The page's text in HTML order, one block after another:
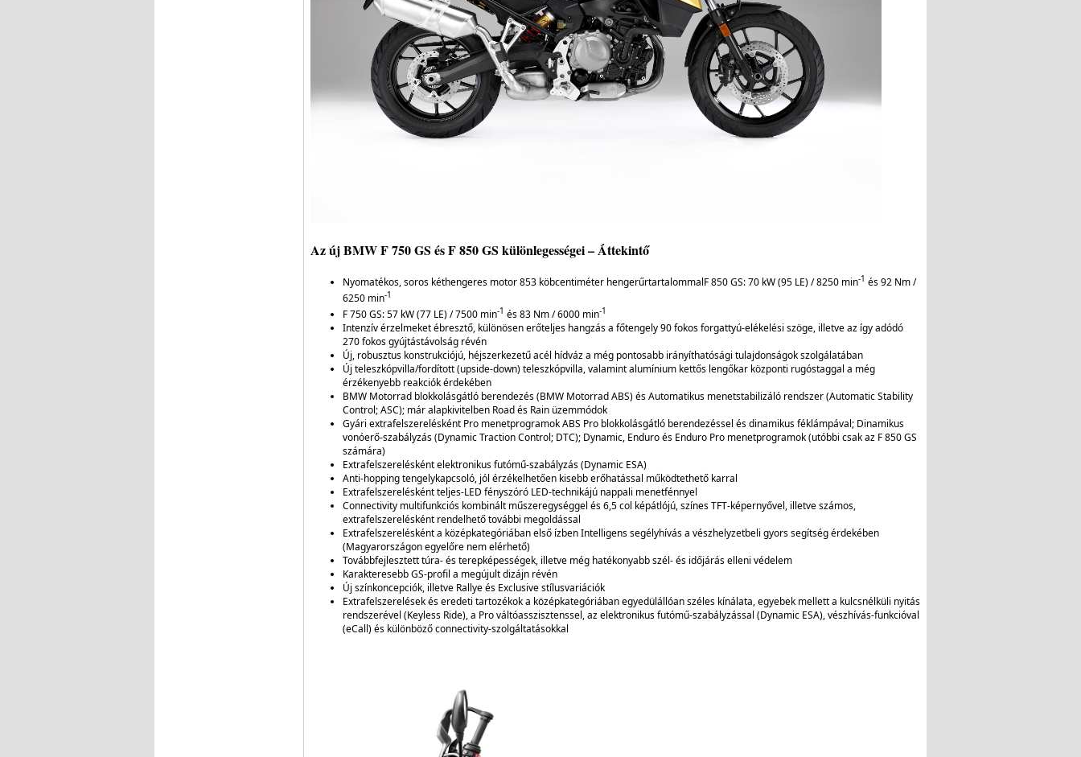
Az új BMW F 750 GS és F 850 GS különlegességei – Áttekintő
Nyomatékos, soros kéthengeres motor 853 köbcentiméter hengerűrtartalommalF 850 GS: 70 kW (95 LE) / 8250 min-1 és 92 Nm /
6250 min-1
F 750 GS: 57 kW (77 LE) / 7500 min-1 és 83 Nm / 6000 min-1
Intenzív érzelmeket ébresztő, különösen erőteljes hangzás a főtengely 90 fokos forgattyú-elékelési szöge, illetve az így adódó
270 fokos gyújtástávolság révén
Új, robusztus konstrukciójú, héjszerkezetű acél hídváz a még pontosabb irányíthatósági tulajdonságok szolgálatában
Új teleszkópvilla/fordított (upside-down) teleszkópvilla, valamint alumínium kettős lengőkar központi rugóstaggal a még
érzékenyebb reakciók érdekében
BMW Motorrad blokkolásgátló berendezés (BMW Motorrad ABS) és Automatikus menetstabilizáló rendszer (Automatic Stability
Control; ASC); már alapkivitelben Road és Rain üzemmódok
Gyári extrafelszerelésként Pro menetprogramok ABS Pro blokkolásgátló berendezéssel és dinamikus féklámpával; Dinamikus
vonóerő-szabályzás (Dynamic Traction Control; DTC); Dynamic, Enduro és Enduro Pro menetprogramok (utóbbi csak az F 850 GS
számára)
Extrafelszerelésként elektronikus futómű-szabályzás (Dynamic ESA)
Anti-hopping tengelykapcsoló, jól érzékelhetően kisebb erőhatással működtethető karral
Extrafelszerelésként teljes-LED fényszóró LED-technikájú nappali menetfénnyel
Connectivity multifunkciós kombinált műszeregységgel és 6,5 col képátlójú, színes TFT-képernyővel, illetve számos,
extrafelszerelésként rendelhető további megoldással
Extrafelszerelésként a középkategóriában első ízben Intelligens segélyhívás a vészhelyzetbeli gyors segítség érdekében
(Magyarországon egyelőre nem elérhető)
Továbbfejlesztett túra- és terepképességek, illetve még hatékonyabb szél- és időjárás elleni védelem
Karakteresebb GS-profil a megújult dizájn révén
Új színkoncepciók, illetve Rallye és Exclusive stílusvariációk
Extrafelszerelések és eredeti tartozékok a középkategóriában egyedülállóan széles kínálata, egyebek mellett a kulcsnélküli nyitás
rendszerével (Keyless Ride), a Pro váltóasszisztenssel, az elektronikus futómű-szabályzással (Dynamic ESA), vészhívás-funkcióval
(eCall) és különböző connectivity-szolgáltatásokkal